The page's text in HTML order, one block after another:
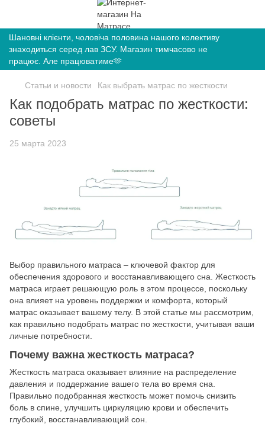
Шановні клієнти, чоловіча половина нашого колективу
знаходиться серед лав ЗСУ. Магазин тимчасово не
працює. Але працюватиме🫶
Статьи и новости Как выбрать матрас по жесткости
Как подобрать матрас по жесткости:
советы
25 марта 2023
Выбор правильного матраса – ключевой фактор для
обеспечения здорового и восстанавливающего сна. Жесткость
матраса играет решающую роль в этом процессе, поскольку
она влияет на уровень поддержки и комфорта, который
матрас оказывает вашему телу. В этой статье мы рассмотрим,
как правильно подобрать матрас по жесткости, учитывая ваши
личные потребности.
Почему важна жесткость матраса?
Жесткость матраса оказывает влияние на распределение
давления и поддержание вашего тела во время сна.
Правильно подобранная жесткость может помочь снизить
боль в спине, улучшить циркуляцию крови и обеспечить
глубокий, восстанавливающий сон.